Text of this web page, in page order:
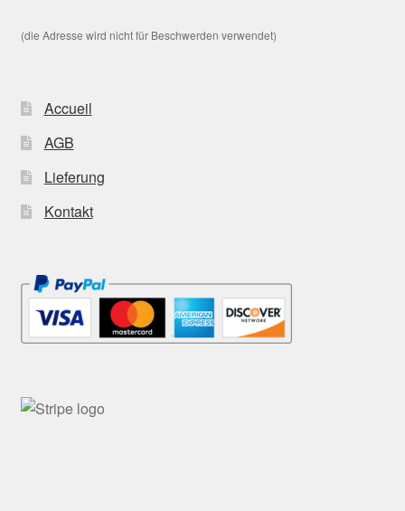
(die Adresse wird nicht für Beschwerden verwendet)
Accueil
AGB
Lieferung
Kontakt